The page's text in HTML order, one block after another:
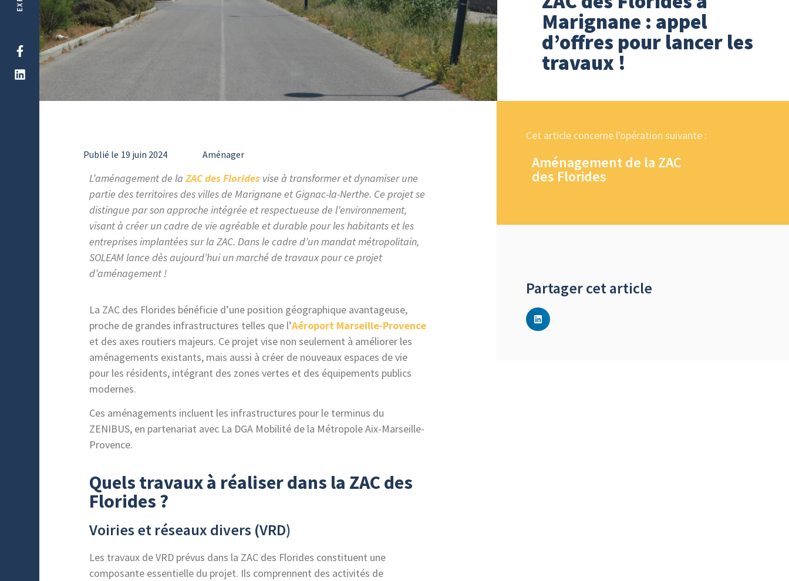
Marignane : appel
d’offres pour lancer les
travaux !
Publié le 19 juin 2024 Aménager
L’aménagement de la ZAC des Floridesvise à transformer et dynamiserune
partie des territoires des villes de Marignane et Gignac-la-Nerthe. Ce projet se
distingue par son approche intégrée et respectueuse de l’environnement,
visant à créer un cadre de vie agréable et durable pour les habitants et les
entreprises implantées sur la ZAC. Dans le cadre d’un mandat métropolitain,
SOLEAM lance dès aujourd’hui un marché de travaux pour ce projet
d’aménagement !
La ZAC des Florides bénéficie d’une position géographique avantageuse,
proche de grandes infrastructures telles que l’Aéroport Marseille-Provence
et des axes routiers majeurs. Ce projet vise non seulement à améliorer les
aménagements existants, mais aussi à créer de nouveaux espaces de vie
pour les résidents, intégrant des zones vertes et des équipements publics
modernes.
Ces aménagements incluent les infrastructures pour le terminus du
ZENIBUS, en partenariat avec La DGA Mobilité de la Métropole Aix-Marseille-
Provence.
Quels travaux à réaliser dans la ZAC des
Florides ?
Voiries et réseaux divers (VRD)
Les travaux de VRD prévus dans la ZAC des Florides constituent une
composante essentielle du projet. Ils comprennent des activités de
Cet article concerne l'opération suivante :
Aménagement de la ZAC
des Florides
Partager cet article